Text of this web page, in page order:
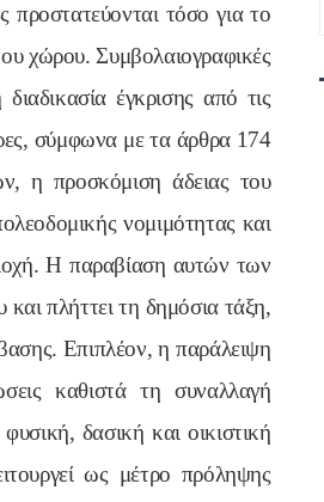
προστατεύονται τόσο για το
χώρου. Συμβολαιογραφικές
έγκρισης από τις
σύμφωνα με τα άρθρα 174
η προσκόμιση άδειας του
νομιμότητας και
Η παραβίαση αυτών των
και πλήττει τη δημόσια τάξη,
Επιπλέον, η παράλειψη
καθιστά τη συναλλαγή
δασική και οικιστική
ως μέτρο πρόληψης